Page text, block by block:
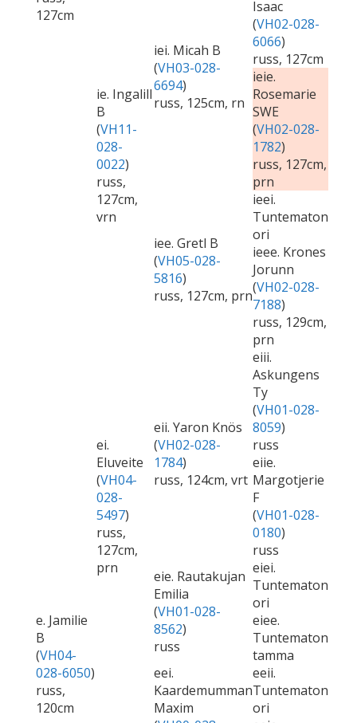
127cm
ie. Ingalill
B
(VH11-
028-
0022)
russ,
127cm,
vrn
iei. Micah B
(VH03-028-
6694)
russ, 125cm, rn
Isaac
(VH02-028-
6066)
russ, 127cm
ieie.
Rosemarie
SWE
(VH02-028-
1782)
russ, 127cm,
prn
iee. Gretl B
(VH05-028-
5816)
russ, 127cm, prn
ieei.
Tuntematon
ori
ieee. Krones
Jorunn
(VH02-028-
7188)
russ, 129cm,
prn
e. Jamilie
B
(VH04-
028-6050)
russ,
120cm
ei.
Eluveite
(VH04-
028-
5497)
russ,
127cm,
prn
eii. Yaron Knös
(VH02-028-
1784)
russ, 124cm, vrt
eiii.
Askungens
Ty
(VH01-028-
8059)
russ
eiie.
Margotjerie
F
(VH01-028-
0180)
russ
eie. Rautakujan
Emilia
(VH01-028-
8562)
russ
eiei.
Tuntematon
ori
eiee.
Tuntematon
tamma
eei.
Kaardemumman
Maxim
eeii.
Tuntematon
ori